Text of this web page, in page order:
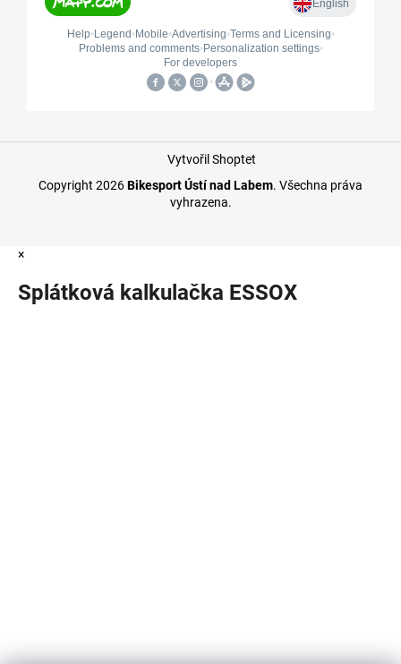
Vytvořil Shoptet
Copyright 2026Bikesport Ústí nad Labem. Všechna práva
vyhrazena.
×
Splátková kalkulačka ESSOX